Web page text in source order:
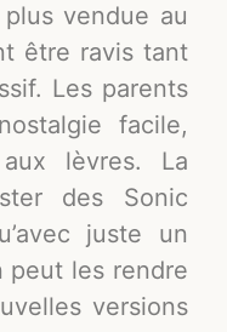
vendue au
être ravis tant
Les parents
facile,
lèvres. La
des Sonic
juste un
peut les rendre
versions